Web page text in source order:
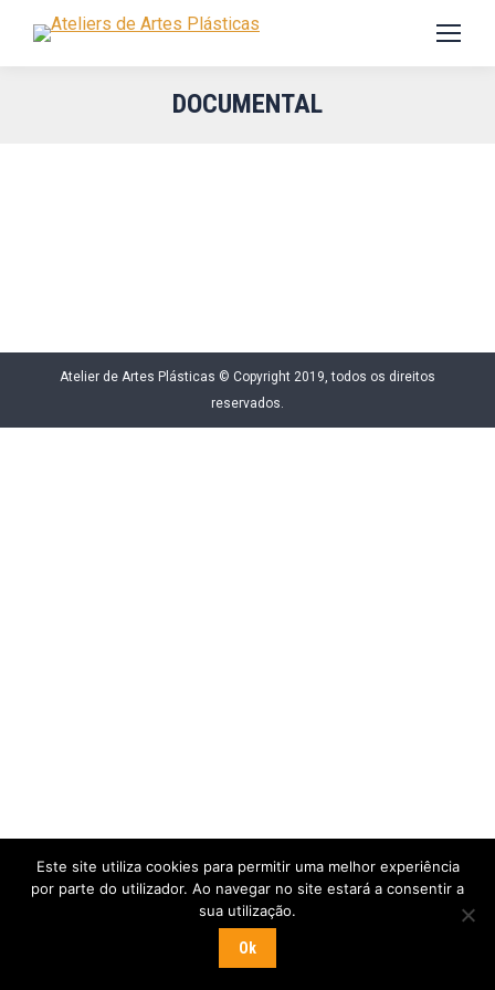
DOCUMENTAL
Atelier de Artes Plásticas © Copyright 2019, todos os direitos
reservados.
Este site utiliza cookies para permitir uma melhor experiência
por parte do utilizador. Ao navegar no site estará a consentir a
sua utilização.
Ok